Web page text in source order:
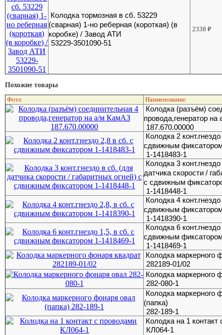
Колодка тормозная в сб. 53229
(сварная) 1-но реберная (короткая) (в
коробке) / Завод АТИ
53229-3501090-51
2338₽
Похожие товары
Фото Наименование
Колодка (разъём)
провода,генератор
187.670.00000
Колодка 2
сдвижным
1-1418483-1
Колодка 3
датчика скорости /
с сдвижным
1-1418448-1
Колодка 4
сдвижным
1-1418390-1
Колодка 6
сдвижным
1-1418469-1
Колодка маркерного
282189-01/02
Колодка маркерного
282-080-1
Колодка маркерного
(папка)
282-189-1
Колодка на 1 контакт
КЛ064-1